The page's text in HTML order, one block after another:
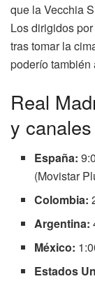
que la Vecchia
Los dirigidos por
tras tomar la
poderío también
Real
y
España:
(Movistar
Colombia:
Argentina:
México:
Estados